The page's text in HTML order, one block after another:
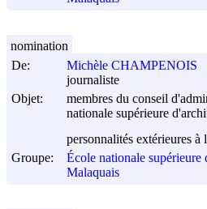
De:
Michèle CHAMPENOIS
journaliste
Objet:
membres du conseil
nationale supérieure
personnalités extérieures à
Groupe:
École nationale supérieure
Malaquais
nomination